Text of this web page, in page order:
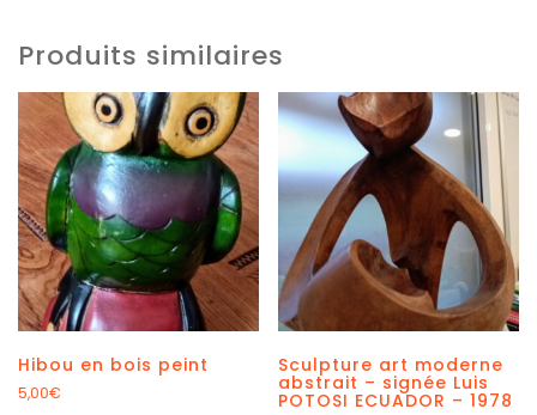
Produits similaires
Hibou en bois peint
5,00€
Sculpture art moderne
abstrait – signée Luis
POTOSI ECUADOR – 1978